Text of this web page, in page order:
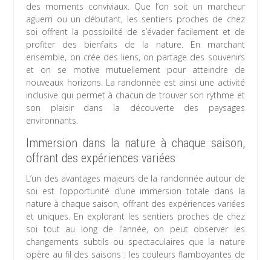
des moments conviviaux. Que l’on soit un marcheur
aguerri ou un débutant, les sentiers proches de chez
soi offrent la possibilité de s’évader facilement et de
profiter des bienfaits de la nature. En marchant
ensemble, on crée des liens, on partage des souvenirs
et on se motive mutuellement pour atteindre de
nouveaux horizons. La randonnée est ainsi une activité
inclusive qui permet à chacun de trouver son rythme et
son plaisir dans la découverte des paysages
environnants.
Immersion dans la nature à chaque saison,
offrant des expériences variées
L’un des avantages majeurs de la randonnée autour de
soi est l’opportunité d’une immersion totale dans la
nature à chaque saison, offrant des expériences variées
et uniques. En explorant les sentiers proches de chez
soi tout au long de l’année, on peut observer les
changements subtils ou spectaculaires que la nature
opère au fil des saisons : les couleurs flamboyantes de